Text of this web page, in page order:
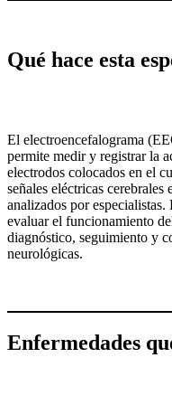
Qué hace esta
El electroencefalograma
permite medir y registrar la
electrodos colocados en el
señales eléctricas cerebrales
analizados por
evaluar el funcionamiento
diagnóstico, seguimiento y
neurológicas.
Enfermedades